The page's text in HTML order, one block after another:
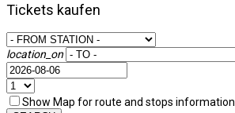
Tickets kaufen
location_on
Show Map for route and stops information